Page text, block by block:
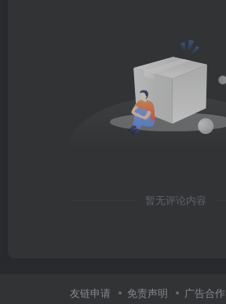
暂无评论内容
友链申请 免责声明 广告合作